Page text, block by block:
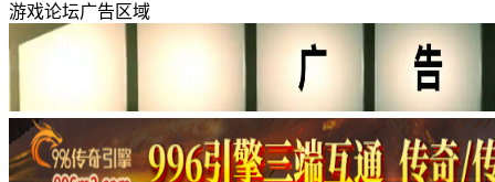
游戏论坛广告区域